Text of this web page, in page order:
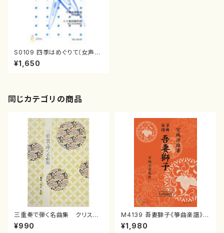
S0109 四季はめぐりて（女声合
唱，ピアノ/千秋次郎/楽譜）
¥1,650
同じカテゴリの商品
三重奏で弾く名曲集 クリスマ
スメドレー( 箏2/大平光美 編
曲/楽譜）
¥990
M4139 吾妻獅子《箏曲楽譜》
（箏/宮城道雄著・宮城宗家監修/
箏曲古典楽譜）
¥1,980